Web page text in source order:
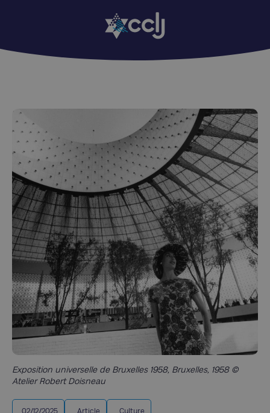
Exposition universelle de Bruxelles 1958, Bruxelles, 1958 ©
Atelier Robert Doisneau
02/12/2025 Article Culture